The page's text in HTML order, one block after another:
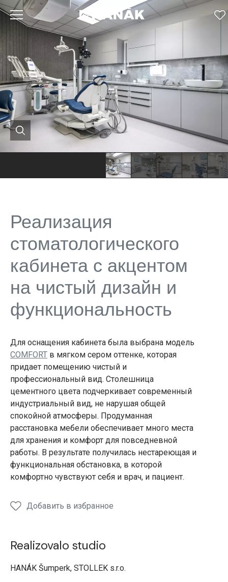
Реализация
стоматологического
кабинета с акцентом
на чистый дизайн и
функциональность
Для оснащения кабинета была выбрана модель
COMFORT в мягком сером оттенке, которая
придает помещению чистый и
профессиональный вид. Столешница
цементного цвета подчеркивает современный
индустриальный вид, не нарушая общей
спокойной атмосферы. Продуманная
расстановка мебели обеспечивает много места
для хранения и комфорт для повседневной
работы. В результате получилась нестареющая и
функциональная обстановка, в которой
комфортно чувствуют себя и врач, и пациент.
Добавить в избранное
Realizovalo studio
HANÁK Šumperk, STOLLEK s.r.o.